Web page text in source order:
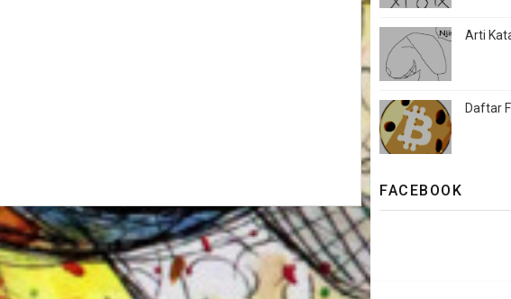
Arti
Daftar
FACEBOOK